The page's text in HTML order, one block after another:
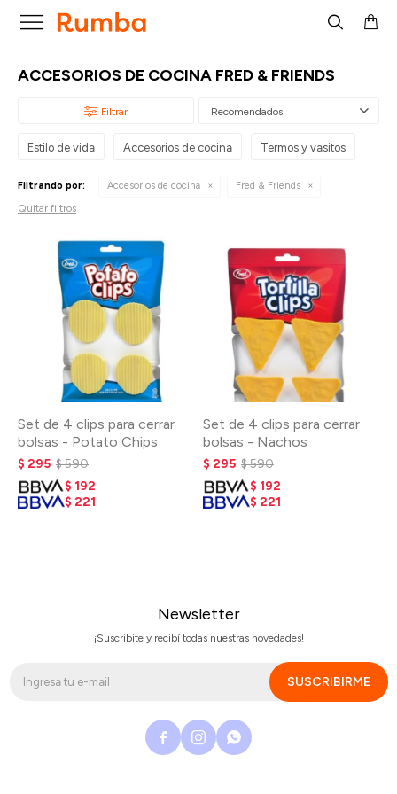

ACCESORIOS DE COCINA FRED & FRIENDS
Recomendados
Estilo de vida Accesorios de cocina Termos y vasitos
Filtrando por: Accesorios de cocina Fred & Friends
Quitar filtros
Set de 4 clips para cerrar
bolsas - Potato Chips
$ 295 $590
$ 192
$ 221
Set de 4 clips para cerrar
bolsas - Nachos
$ 295 $590
$ 192
$ 221
Newsletter
¡Suscribite y recibí todas nuestras novedades!
SUSCRIBIRME
  